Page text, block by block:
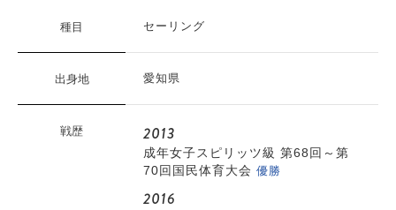
種目 セーリング
出身地 愛知県
戦歴 2013
成年女子スピリッツ級 第68回～第
70回国民体育大会 優勝
2016